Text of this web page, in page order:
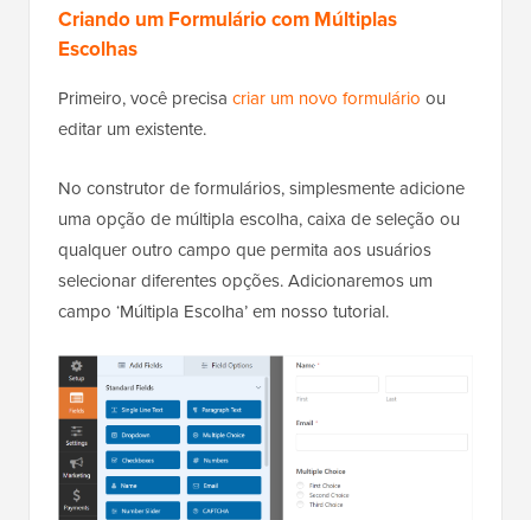
Criando um Formulário com Múltiplas
Escolhas
Primeiro, você precisa criar um novo formulário ou
editar um existente.
No construtor de formulários, simplesmente adicione
uma opção de múltipla escolha, caixa de seleção ou
qualquer outro campo que permita aos usuários
selecionar diferentes opções. Adicionaremos um
campo ‘Múltipla Escolha’ em nosso tutorial.